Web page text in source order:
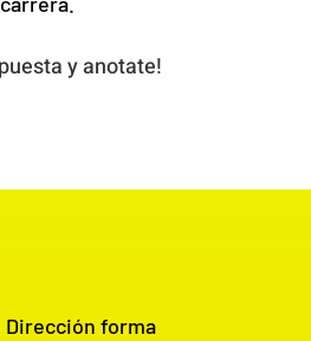
y anotate!
Dirección forma